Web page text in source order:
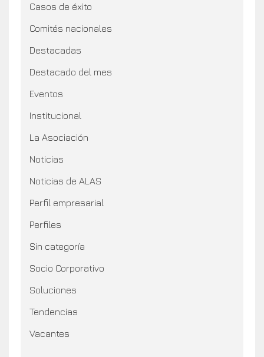
Casos de éxito
Comités nacionales
Destacadas
Destacado del mes
Eventos
Institucional
La Asociación
Noticias
Noticias de ALAS
Perfil empresarial
Perfiles
Sin categoría
Socio Corporativo
Soluciones
Tendencias
Vacantes